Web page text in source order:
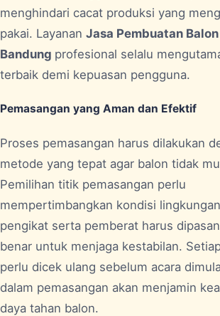
menghindari cacat produksi yang
pakai. Layanan Jasa Pembuatan
Bandung profesional selalu
terbaik demi kepuasan pengguna.
Pemasangan yang Aman dan Efektif
Proses pemasangan harus dilakukan
metode yang tepat agar balon tidak
Pemilihan titik pemasangan perlu
mempertimbangkan kondisi
pengikat serta pemberat harus
benar untuk menjaga kestabilan.
perlu dicek ulang sebelum acara
dalam pemasangan akan menjamin
daya tahan balon.